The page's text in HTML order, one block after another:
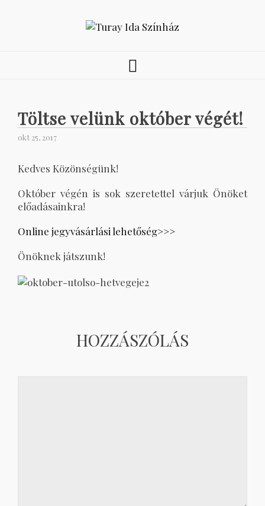
Töltse velünk október végét!
okt 25, 2017
Kedves Közönségünk!
Október végén is sok szeretettel várjuk Önöket
előadásainkra!
Online jegyvásárlási lehetőség>>>
Önöknek játszunk!
HOZZÁSZÓLÁS